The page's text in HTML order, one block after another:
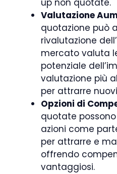
up non quotate.
Valutazione
quotazione può
rivalutazione
mercato valuta
potenziale
valutazione più
per attrarre
Opzioni di
quotate
azioni come
per attrarre e
offrendo
vantaggiosi.